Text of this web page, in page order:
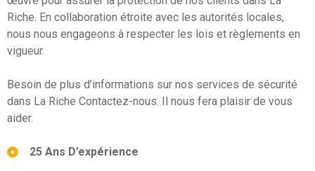
Riche. En collaboration étroite avec les autorités locales,
nous nous engageons à respecter les lois et règlements en
vigueur.
Besoin de plus d’informations sur nos services de sécurité
dans La Riche Contactez-nous. Il nous fera plaisir de vous
aider.
25 Ans D’expérience